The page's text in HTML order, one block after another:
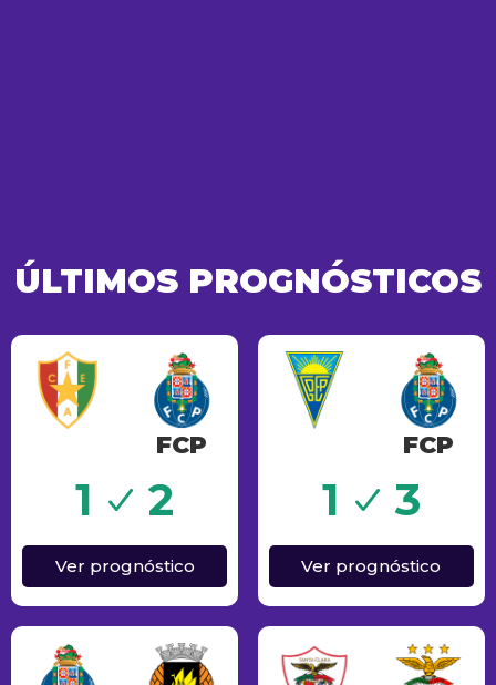
ÚLTIMOS PROGNÓSTICOS
FCP
1 2
Ver prognóstico
FCP
1
Sucesso 3
Ver prognóstico